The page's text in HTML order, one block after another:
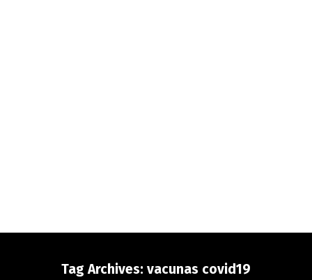
Tag Archives: vacunas covid19